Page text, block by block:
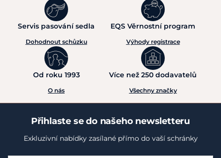
Servis pasování sedla
Dohodnout schůzku
EQS Věrnostní program
Výhody registrace
Od roku 1993
O nás
Více než 250 dodavatelů
Všechny značky
Přihlaste se do našeho newsletteru
Exkluzivní nabídky zasílané přímo do vaší schránky